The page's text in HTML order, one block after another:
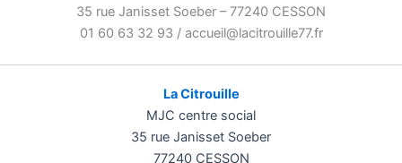
35 rue Janisset Soeber – 77240 CESSON
01 60 63 32 93 / accueil@lacitrouille77.fr
La Citrouille
MJC centre social
35 rue Janisset Soeber
77240 CESSON